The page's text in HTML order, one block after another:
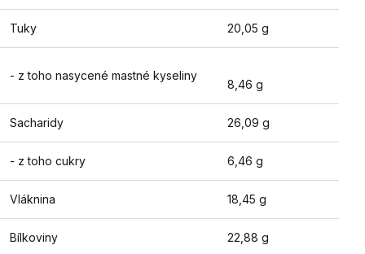
Tuky 20,05 g
- z toho nasycené mastné kyseliny
8,46 g
Sacharidy 26,09 g
- z toho cukry 6,46 g
Vláknina 18,45 g
Bílkoviny 22,88 g